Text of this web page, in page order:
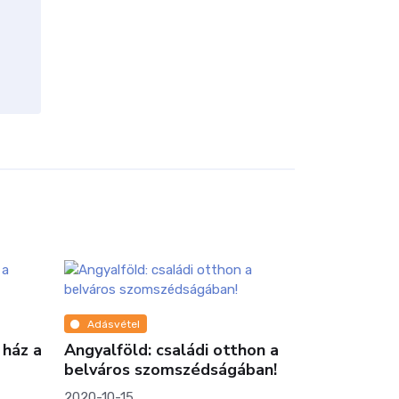
a
Adásvétel
Angyalföld: családi otthon a
belváros szomszédságában!